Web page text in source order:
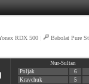
RDX 500 Babolat Pure
Nur-Sultan
Poljak
6
Kravchuk
5